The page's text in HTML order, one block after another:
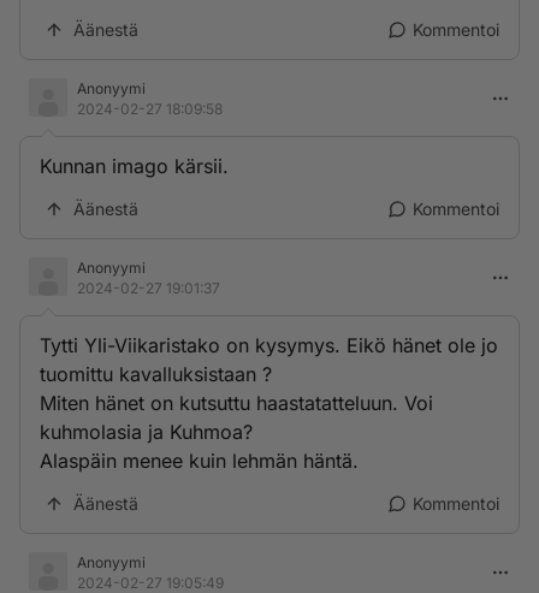
Äänestä Kommentoi
Anonyymi
2024-02-27 18:09:58
Kunnan imago kärsii.
Äänestä Kommentoi
Anonyymi
2024-02-27 19:01:37
Tytti Yli-Viikaristako on kysymys. Eikö hänet ole jo
tuomittu kavalluksistaan ?
Miten hänet on kutsuttu haastatatteluun. Voi
kuhmolasia ja Kuhmoa?
Alaspäin menee kuin lehmän häntä.
Äänestä Kommentoi
Anonyymi
2024-02-27 19:05:49